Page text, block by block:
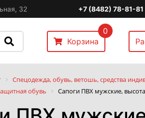
32 +7 (8482) 78-81-81
Корзина
0
Спецодежда, обувь, ветошь, средства
обувь Сапоги ПВХ мужские,